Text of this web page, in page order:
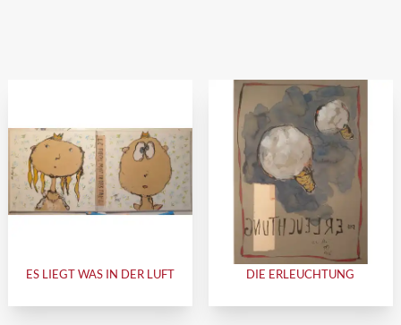
ES LIEGT WAS IN DER LUFT DIE ERLEUCHTUNG